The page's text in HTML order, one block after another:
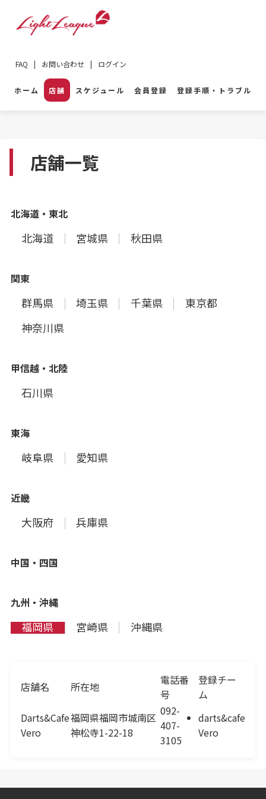
FAQ | お問い合わせ | ログイン
ホーム 店舗 スケジュール 会員登録 登録手順・トラブル
店舗一覧
北海道・東北
北海道 宮城県 秋田県
関東
群馬県 埼玉県 千葉県
東京都
神奈川県
甲信越・北陸
石川県
東海
岐阜県 愛知県
近畿
大阪府 兵庫県
中国・四国
九州・沖縄
福岡県 宮崎県 沖縄県
店舗名 所在地
電話番
号
登録チー
ム
Darts&Cafe
Vero
福岡県福岡市城南区
神松寺1-22-18
092-
407-
3105
darts&cafe
Vero